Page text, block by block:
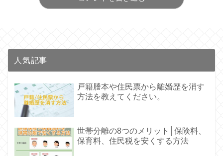
人気記事
戸籍謄本や住民票から離婚歴を消す
方法を教えてください。
世帯分離の8つのメリット│保険料、
保育料、住民税を安くする方法